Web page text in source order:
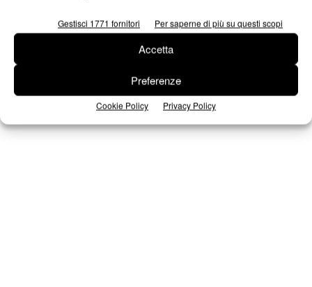
Gestisci 1771 fornitori Per saperne di più su questi scopi
Accetta
Preferenze
Cookie Policy Privacy Policy